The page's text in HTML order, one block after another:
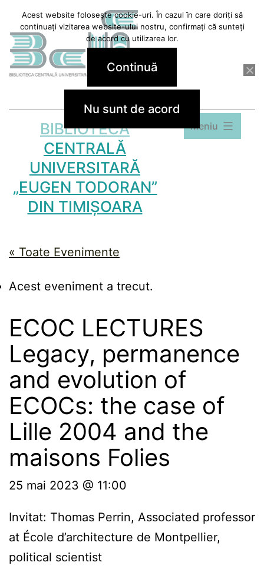
conținut
BIBLIOTECA
CENTRALĂ
UNIVERSITARĂ
„EUGEN TODORAN”
DIN TIMIȘOARA
Meniu
« Toate Evenimente
Acest eveniment a trecut.
ECOC LECTURES
Legacy, permanence
and evolution of
ECOCs: the case of
Lille 2004 and the
maisons Folies
25 mai 2023 @ 11:00
Invitat: Thomas Perrin, Associated professor
at École d’architecture de Montpellier,
political scientist
Acest website folosește cookie-uri. În cazul în care doriți să
continuați vizitarea website-ului nostru, confirmați că sunteți
de acord cu utilizarea lor.
Continuă
Nu sunt de acord